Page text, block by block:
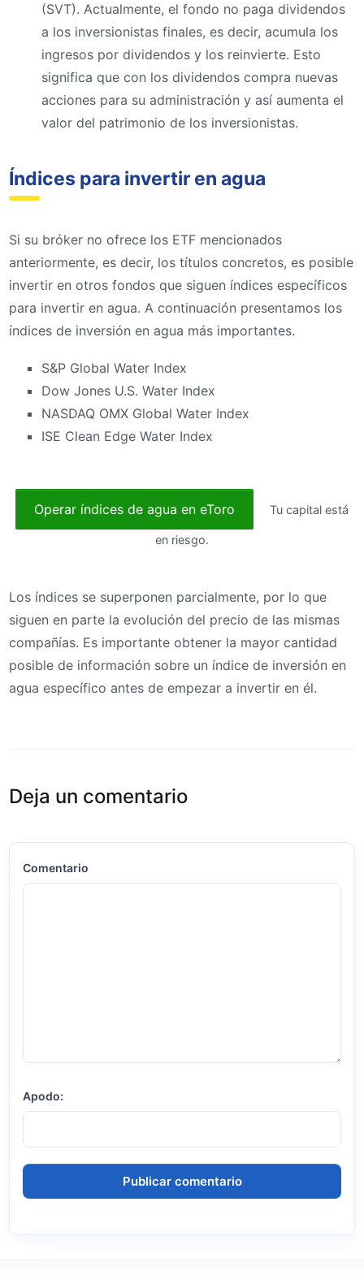
(SVT). Actualmente, el fondo no paga dividendos
a los inversionistas finales, es decir, acumula los
ingresos por dividendos y los reinvierte. Esto
significa que con los dividendos compra nuevas
acciones para su administración y así aumenta el
valor del patrimonio de los inversionistas.
Índices para invertir en agua
Si su bróker no ofrece los ETF mencionados
anteriormente, es decir, los títulos concretos, es posible
invertir en otros fondos que siguen índices específicos
para invertir en agua. A continuación presentamos los
índices de inversión en agua más importantes.
S&P Global Water Index
Dow Jones U.S. Water Index
NASDAQ OMX Global Water Index
ISE Clean Edge Water Index
Operar índices de agua en eToro Tu capital está
en riesgo.
Los índices se superponen parcialmente, por lo que
siguen en parte la evolución del precio de las mismas
compañías. Es importante obtener la mayor cantidad
posible de información sobre un índice de inversión en
agua específico antes de empezar a invertir en él.
Deja un comentario
Comentario
Apodo: